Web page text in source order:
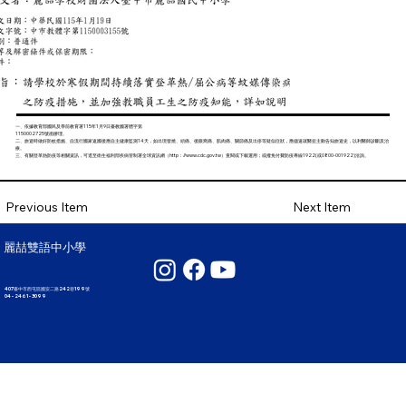
一、依據教育部國民及學前教育署115年1月9日臺教國署體字第
1150002725號函辦理。
二、旅遊時做好防蚊措施、自流行國家返國後應自主健康監測14天，如出現發燒、頭痛、後眼窩痛、肌肉痛、關節痛及出疹等疑似症狀，應儘速就醫並主動告知旅遊史，以利醫師診斷及治
療。
三、有關登革熱防疫等相關資訊，可逕至衛生福利部疾病管制署全球資訊網（http：//www.cdc.gov.tw）查閱或下載運用；或撥免付費防疫專線1922(或0800-001922)洽詢。
Previous Item Next Item
麗喆雙語中小學
407臺中市西屯區國安二路242巷199號
04 - 2461 - 3099